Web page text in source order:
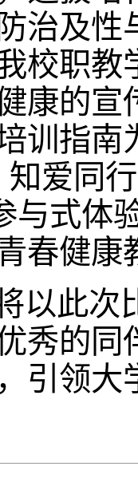
治及性
校职教
康的
训指
知爱同
与式体
春健
以此次
秀的
引领